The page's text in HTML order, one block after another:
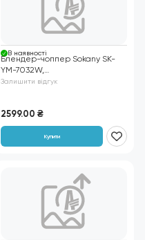
В нaявності
Блендер-чоппер Sokany SK-
YM-7032W,
багатофункціональний, 800 Вт,
Залишити відгук
2599.00 ₴
Купити